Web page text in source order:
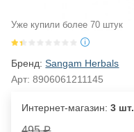
Уже купили более 70 штук
Бренд:Sangam Herbals
Арт:8906061211145
Интернет-магазин:3 шт.